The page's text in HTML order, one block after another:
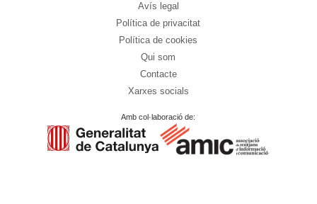
Avís legal
Política de privacitat
Política de cookies
Qui som
Contacte
Xarxes socials
Amb col·laboració de: